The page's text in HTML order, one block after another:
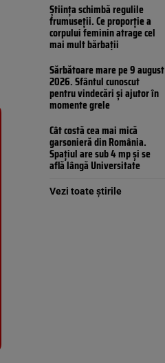
Știința schimbă regulile
frumuseții. Ce proporție a
corpului feminin atrage cel
mai mult bărbații
Sărbătoare mare pe 9 august
2026. Sfântul cunoscut
pentru vindecări și ajutor în
momente grele
Cât costă cea mai mică
garsonieră din România.
Spațiul are sub 4 mp și se
află lângă Universitate
Vezi toate știrile